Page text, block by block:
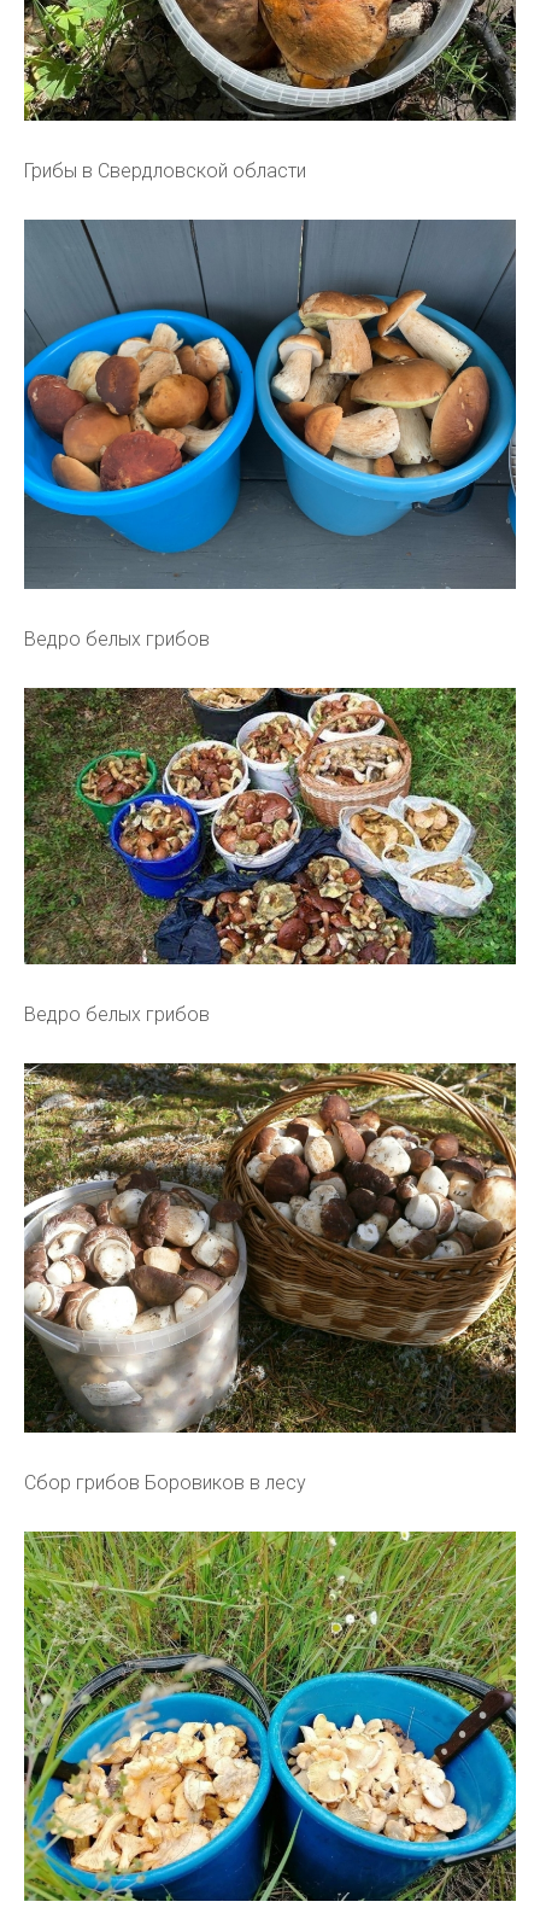
Грибы в Свердловской области
Ведро белых грибов
Ведро белых грибов
Сбор грибов Боровиков в лесу